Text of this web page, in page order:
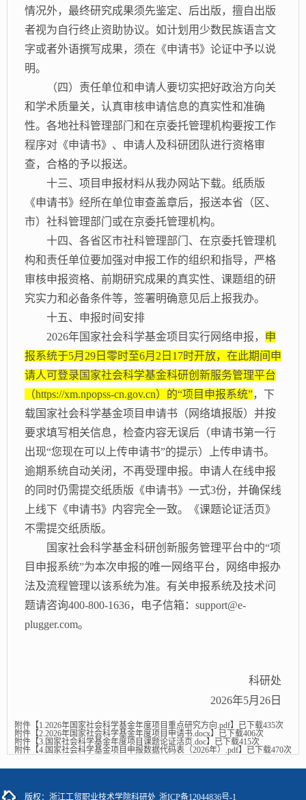
情况外，最终研究成果须先鉴定、后出版，擅自出版
者视为自行终止资助协议。如计划用少数民族语言文
字或者外语撰写成果，须在《申请书》论证中予以说
明。
（四）责任单位和申请人要切实把好政治方向关
和学术质量关，认真审核申请信息的真实性和准确
性。各地社科管理部门和在京委托管理机构要按工作
程序对《申请书》、申请人及科研团队进行资格审
查，合格的予以报送。
十三、项目申报材料从我办网站下载。纸质版
《申请书》经所在单位审查盖章后，报送本省（区、
市）社科管理部门或在京委托管理机构。
十四、各省区市社科管理部门、在京委托管理机
构和责任单位要加强对申报工作的组织和指导，严格
审核申报资格、前期研究成果的真实性、课题组的研
究实力和必备条件等，签署明确意见后上报我办。
十五、申报时间安排
2026年国家社会科学基金项目实行网络申报， 申
报系统于5月29日零时至6月2日17时开放，在此期间申
请人可登录国家社会科学基金科研创新服务管理平台
（https://xm.npopss-cn.gov.cn）的“项目申报系统”，下
载国家社会科学基金项目申请书（网络填报版）并按
要求填写相关信息，检查内容无误后（申请书第一行
出现“您现在可以上传申请书”的提示）上传申请书。
逾期系统自动关闭，不再受理申报。申请人在线申报
的同时仍需提交纸质版《申请书》一式3份，并确保线
上线下《申请书》内容完全一致。《课题论证活页》
不需提交纸质版。
国家社会科学基金科研创新服务管理平台中的“项
目申报系统”为本次申报的唯一网络平台，网络申报办
法及流程管理以该系统为准。有关申报系统及技术问
题请咨询400-800-1636，电子信箱：support@e-
plugger.com。
科研处
2026年5月 26日
附件【1.2026年国家社会科学基金年度项目重点研究方向.pdf】已下载435次
附件【2.2026年国家社会科学基金年度项目申请书.docx】已下载406次
附件【3.国家社会科学基金年度项目课题论证活页.doc】已下载415次
附件【4.国家社会科学基金项目申报数据代码表（2026年）.pdf】已下载470次
版权：浙江工贸职业技术学院科研处 浙ICP备12044836号-1